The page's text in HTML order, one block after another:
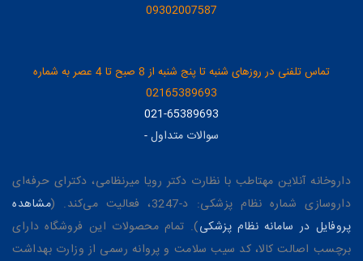
09302007587
تماس تلفنی در روزهای شنبه تا پنج شنبه از 8 صبح تا 4 عصر به شماره
02165389693
021-65389693
سوالات متداول-
داروخانه آنلاین مهتاطب با نظارت دکتر رویا میرنظامی، دکترای حرفه‌ای
داروسازی شماره نظام پزشکی: د-3247، فعالیت می‌کند. (
مشاهده
پروفایل در سامانه نظام پزشکی). تمام محصولات این فروشگاه دارای
برچسب اصالت کالا، کد سیب سلامت و پروانه رسمی از وزارت بهداشت